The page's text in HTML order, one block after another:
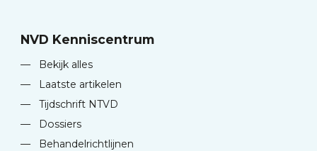
NVD Kenniscentrum
—
Bekijk alles
—
Laatste artikelen
—
Tijdschrift NTVD
—
Dossiers
—
Behandelrichtlijnen